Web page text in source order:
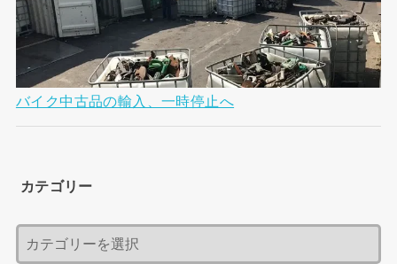
バイク中古品の輸入、一時停止へ
カテゴリー